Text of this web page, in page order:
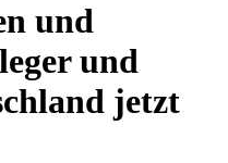
und
und
jetzt